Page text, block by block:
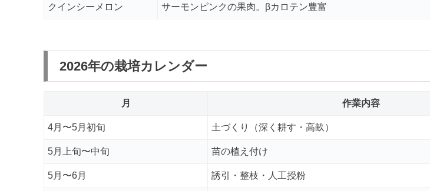
クインシーメロン サーモンピンクの果肉。βカロテン豊富
2026年の栽培カレンダー
月 作業内容
4月〜5月初旬 土づくり（深く耕す・高畝）
5月上旬〜中旬 苗の植え付け
5月〜6月 誘引・整枝・人工授粉